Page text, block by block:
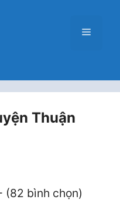
Menu
Thuận
(82 bình chọn)